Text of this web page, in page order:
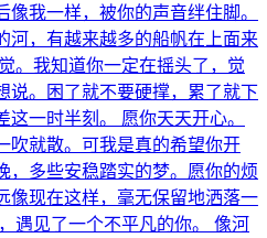
我一样，被你的声音绊住脚。
河，有越来越多的船帆在上面来
。我知道你一定在摇头了，觉
说。困了就不要硬撑，累了就下
一时半刻。 愿你天天开心。
吹就散。可我是真的希望你开
，多些安稳踏实的梦。愿你的烦
像现在这样，毫无保留地洒落一
遇见了一个不平凡的你。 像河